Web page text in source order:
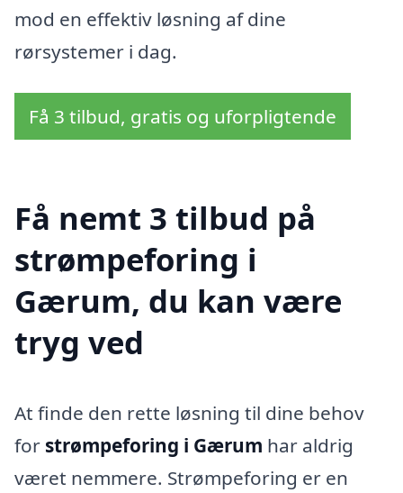
mod en effektiv løsning af dine
rørsystemer i dag.
Få 3 tilbud, gratis og uforpligtende
Få nemt 3 tilbud på
strømpeforing i
Gærum, du kan være
tryg ved
At finde den rette løsning til dine behov
for strømpeforing i Gærum har aldrig
været nemmere. Strømpeforing er en